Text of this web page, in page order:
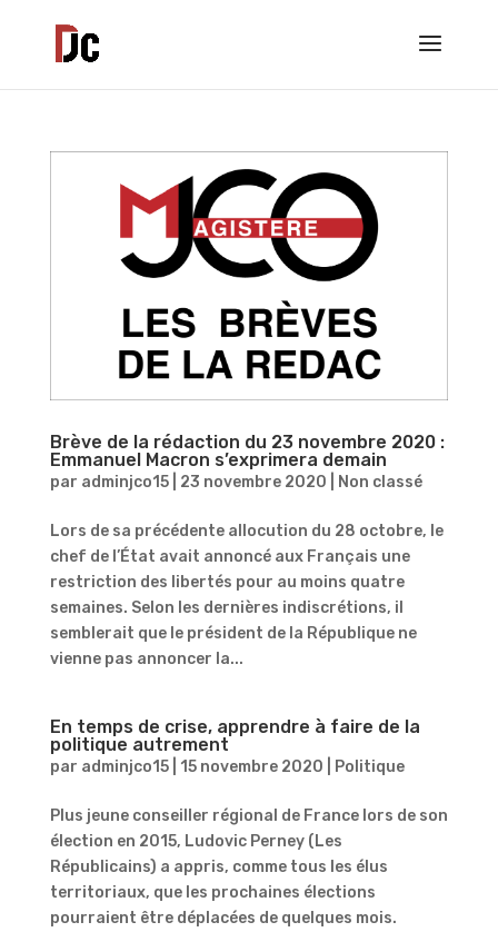
Brève de la rédaction du 23 novembre 2020 :
Emmanuel Macron s’exprimera demain
par adminjco15| 23 novembre 2020 Non classé
Lors de sa précédente allocution du 28 octobre, le
chef de l’État avait annoncé aux Français une
restriction des libertés pour au moins quatre
semaines. Selon les dernières indiscrétions, il
semblerait que le président de la République ne
vienne pas annoncer la...
En temps de crise, apprendre à faire de la
politique autrement
par adminjco15| 15 novembre 2020 Politique
Plus jeune conseiller régional de France lors de son
élection en 2015, Ludovic Perney (Les
Républicains) a appris, comme tous les élus
territoriaux, que les prochaines élections
pourraient être déplacées de quelques mois.